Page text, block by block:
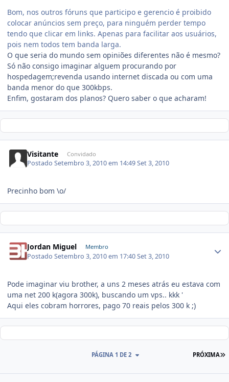
Bom, nos outros fóruns que participo e gerencio é proibido
colocar anúncios sem preço, para ninguém perder tempo
tendo que clicar em links. Apenas para facilitar aos usuários,
pois nem todos tem banda larga.
O que seria do mundo sem opiniões diferentes não é mesmo?
Só não consigo imaginar alguem procurando por
hospedagem;revenda usando internet discada ou com uma
banda menor do que 300kbps.
Enfim, gostaram dos planos? Quero saber o que acharam!
Visitante Convidado
PostadoSetembro 3, 2010 em 14:49Set 3, 2010
Precinho bom \o/
Jordan Miguel Membro
PostadoSetembro 3, 2010 em 17:40Set 3, 2010
Pode imaginar viu brother, a uns 2 meses atrás eu estava com
uma net 200 k(agora 300k), buscando um vps.. kkk '
Aqui eles cobram horrores, pago 70 reais pelos 300 k ;)
PRÓXIMA
PÁGINA 1 DE 2